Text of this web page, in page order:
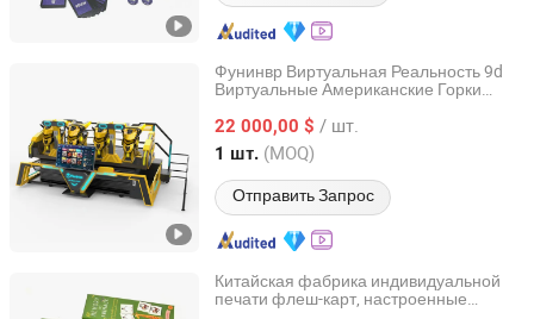
Фунинвр Виртуальная Реальность 9d
Виртуальные Американские Горки
Внутренней Игровой Площадки
22 000,00 $ / шт.
1 шт. (MOQ)
Отправить Запрос
Guangdong, China с 2025
Китайская фабрика индивидуальной
печати флеш-карт, настроенные
Hefei Paperway Enterprise Co., Ltd.